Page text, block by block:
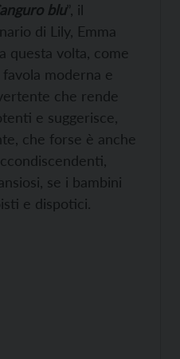
blu”, il
di Lily, Emma
questa volta, come
moderna e
che rende
e suggerisce,
che forse è anche
se i bambini
e dispotici.